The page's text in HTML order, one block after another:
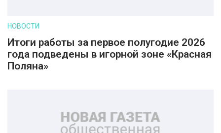
НОВОСТИ
Итоги работы за первое полугодие 2026
года подведены в игорной зоне «Красная
Поляна»